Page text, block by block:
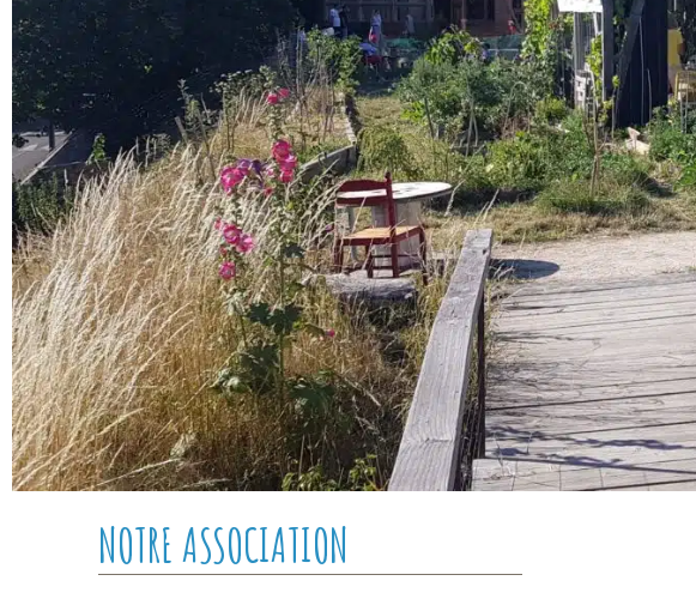
NOTRE ASSOCIATION